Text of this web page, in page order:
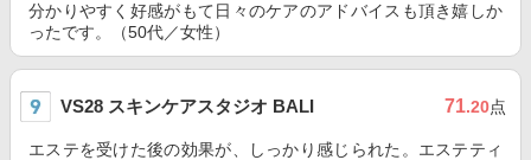
分かりやすく好感がもて日々のケアのアドバイスも頂き嬉しか
ったです。（50代／女性）
VS28 スキンケアスタジオ BALI 71.20点
エステを受けた後の効果が、しっかり感じられた。エステティ